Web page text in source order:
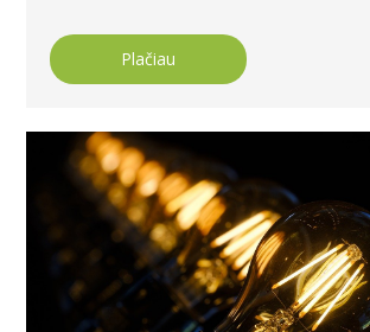
Plačiau